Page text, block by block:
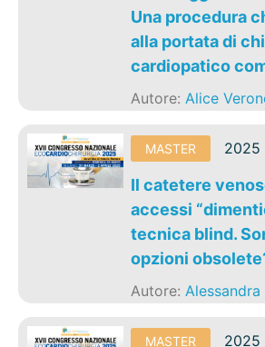
Una procedura
alla portata di
cardiopatico
Autore:Alice
MASTER 2025
Il catetere
accessi
tecnica blind.
opzioni
Autore:
MASTER 2025